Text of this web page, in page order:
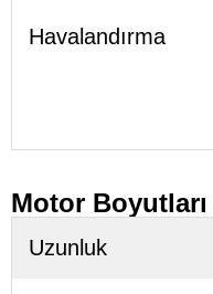
Havalandırma
Motor Boyutları
Uzunluk